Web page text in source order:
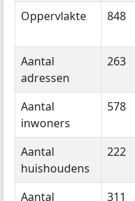
Oppervlakte 848
Aantal
adressen
263
Aantal
inwoners
578
Aantal
huishoudens
222
Aantal
311